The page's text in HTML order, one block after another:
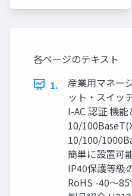
各ページのテキスト
1.
産業用マネー
ット・スイッ
I-AC 認証 機
10/
10/100/
簡単に設置可
IP40保護等級
RoHS -40〜